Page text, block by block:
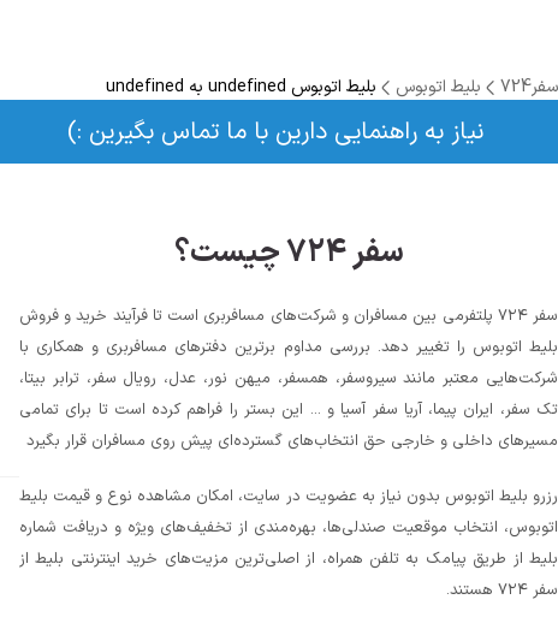
سفر724 بلیط اتوبوس بلیط اتوبوس undefined به undefined
نیاز به راهنمایی دارین با ما تماس بگیرین :)
سفر ۷۲۴ چیست؟
سفر ۷۲۴ پلتفرمی بین مسافران و شرکت‌های مسافربری است تا فرآیند خرید و فروش
بلیط اتوبوس را تغییر دهد. بررسی مداوم برترین دفترهای مسافربری و همکاری با
شرکت‌هایی معتبر مانند سیروسفر، همسفر، میهن‌ نور، عدل، رویال سفر، ترابر بیتا،
تک سفر، ایران پیما، آریا سفر آسیا و ... این بستر را فراهم کرده است تا برای تمامی
مسیرهای داخلی و خارجی حق انتخاب‌های گسترده‌ای پیش روی مسافران قرار بگیرد
رزرو بلیط اتوبوس بدون نیاز به عضویت در سایت، امکان مشاهده نوع و قیمت بلیط
اتوبوس، انتخاب موقعیت صندلی‌ها، بهره‌مندی از تخفیف‌های ویژه و دریافت شماره‌
بلیط از طریق پیامک به تلفن همراه، از اصلی‌ترین مزیت‌های خرید اینترنتی بلیط از
سفر ۷۲۴ هستند.